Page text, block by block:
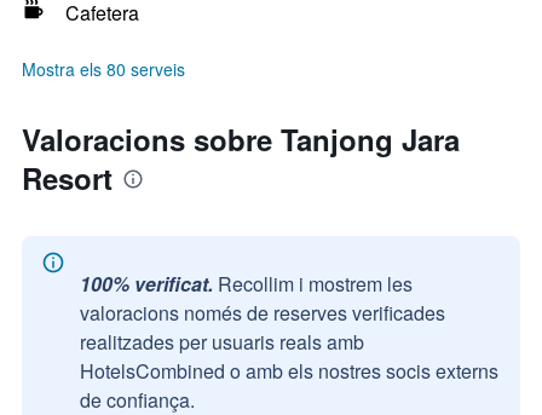
Cafetera
Mostra els 80 serveis
Valoracions sobre Tanjong Jara
Resort
100% verificat. Recollim i mostrem les
valoracions només de reserves verificades
realitzades per usuaris reals amb
HotelsCombined o amb els nostres socis externs
de confiança.